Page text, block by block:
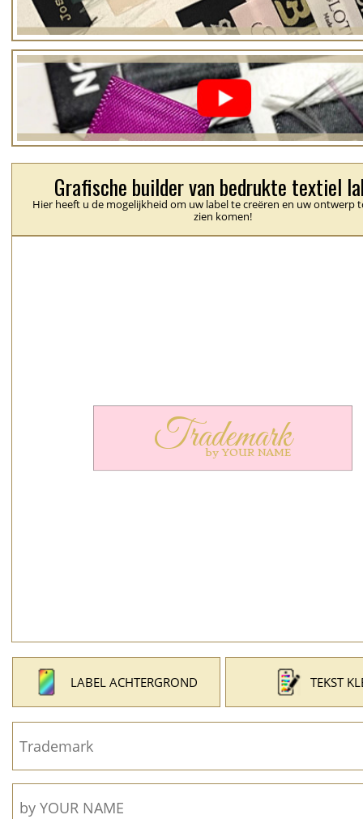
Grafische builder van bedrukte textiel
Hier heeft u de mogelijkheid om uw label te creëren en uw ontwerp
zien komen!
LABEL ACHTERGROND TEKST